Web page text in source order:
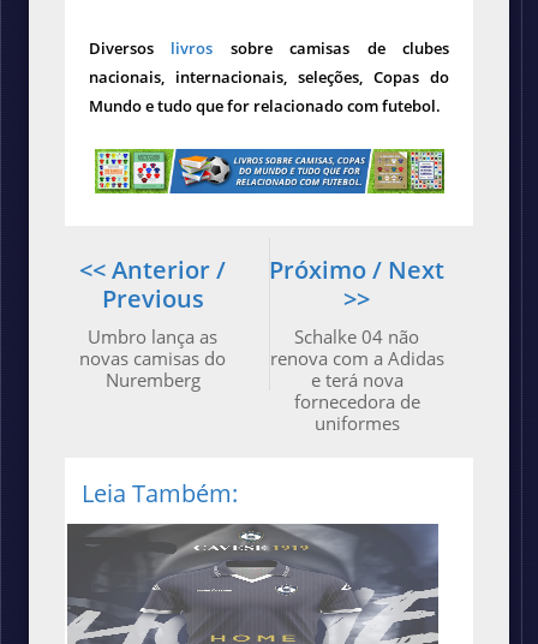
Diversos livros sobre camisas de clubes
nacionais, internacionais, seleções, Copas do
Mundo e tudo que for relacionado com futebol.
Próximo / Next
>>
Schalke 04 não
renova com a Adidas
e terá nova
fornecedora de
uniformes
<< Anterior /
Previous
Umbro lança as
novas camisas do
Nuremberg
Leia Também: